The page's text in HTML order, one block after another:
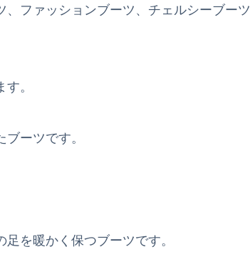
ファッションブーツ、チェルシーブーツ
。
ーツです。
を暖かく保つブーツです。